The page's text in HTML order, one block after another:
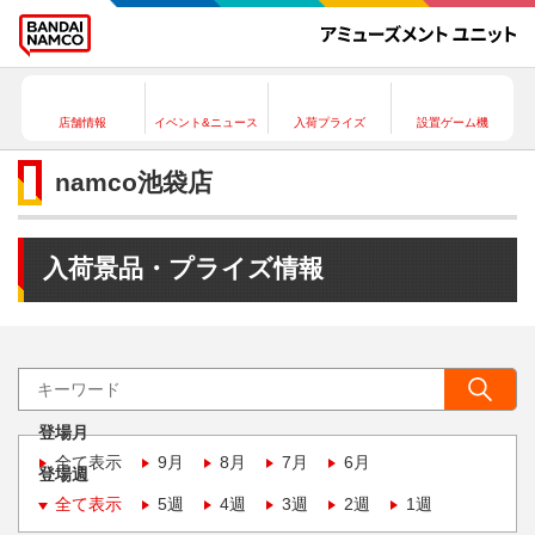
店舗情報 イベント&ニュース 入荷プライズ 設置ゲーム機
namco池袋店
入荷景品・プライズ情報
登場月
全て表示
9月 8月 7月 6月
登場週
全て表示
5週 4週 3週 2週 1週